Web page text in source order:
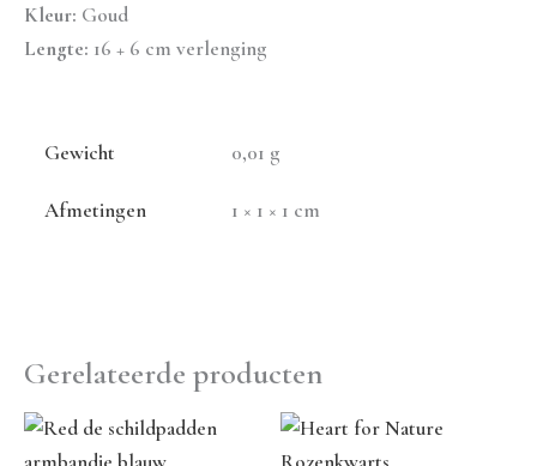
Kleur: Goud
Lengte: 16 + 6 cm verlenging
Gewicht 0,01 g
Afmetingen 1 × 1 × 1 cm
Gerelateerde producten